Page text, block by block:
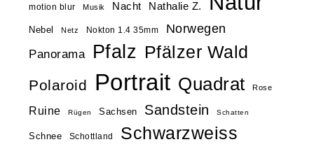
motion blur Musik Nacht Nathalie Z.
Nebel Netz Nokton 1.4 35mm Norwegen
Panorama Pfalz Pfälzer Wald
Polaroid Portrait Quadrat Rose
Ruine Rügen Sachsen Sandstein Schatten
Schnee Schottland Schwarzweiss